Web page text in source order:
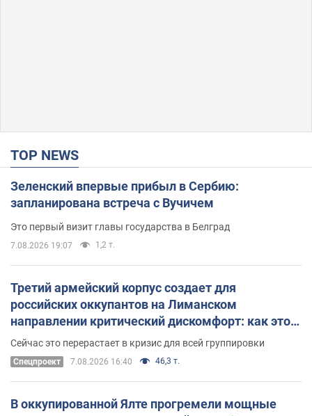
TOP NEWS
Зеленский впервые прибыл в Сербию:
запланирована встреча с Вучичем
Это первый визит главы государства в Белград
7.08.2026 19:07 1,2 т.
Третий армейский корпус создает для
российских оккупантов на Лиманском
направлении критический дискомфорт: как это
удалось
Сейчас это перерастает в кризис для всей группировки
Спецпроект 7.08.2026 16:40 46,3 т.
В оккупированной Ялте прогремели мощные